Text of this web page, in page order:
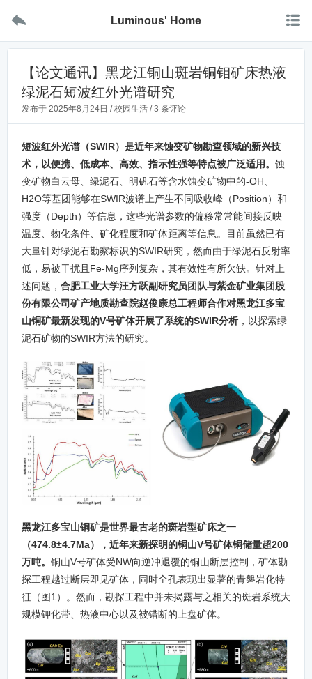
 Luminous' Home 
【论文通讯】黑龙江铜山斑岩铜钼矿床热液
绿泥石短波红外光谱研究
发布于 2025年8月24日 /校园生活 /3 条评论
短波红外光谱（SWIR）是近年来蚀变矿物勘查领域的新兴技
术，以便携、低成本、高效、指示性强等特点被广泛适用。 蚀
变矿物白云母、绿泥石、明矾石等含水蚀变矿物中的-OH、
H2O等基团能够在SWIR波谱上产生不同吸收峰（Position）和
强度（Depth）等信息，这些光谱参数的偏移常常能间接反映
温度、物化条件、矿化程度和矿体距离等信息。目前虽然已有
大量针对绿泥石勘察标识的SWIR研究，然而由于绿泥石反射率
低，易被干扰且Fe-Mg序列复杂，其有效性有所欠缺。针对上
述问题， 合肥工业大学汪方跃副研究员团队与紫金矿业集团股
份有限公司矿产地质勘查院赵俊康总工程师合作对黑龙江多宝
山铜矿最新发现的V号矿体开展了系统的SWIR分析 ，以探索绿
泥石矿物的SWIR方法的研究。
黑龙江多宝山铜矿是世界最古老的斑岩型矿床之一
（474.8±4.7Ma），近年来新探明的铜山V号矿体铜储量超200
万吨。 铜山V号矿体受NW向逆冲退覆的铜山断层控制，矿体勘
探工程越过断层即见矿体，同时全孔表现出显著的青磐岩化特
征（图1）。然而，勘探工程中并未揭露与之相关的斑岩系统大
规模钾化带、热液中心以及被错断的上盘矿体。